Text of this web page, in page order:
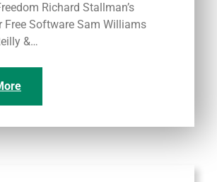
Richard Stallman’s
Free Software Sam Williams
&…